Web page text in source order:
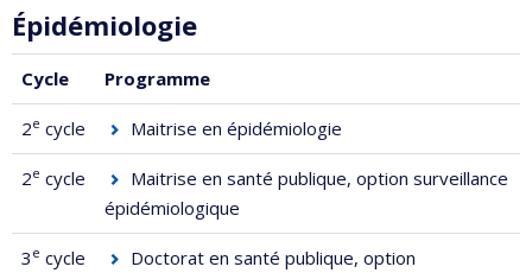
Épidémiologie
Cycle Programme
2e cycle Maitrise en épidémiologie
2e cycle Maitrise en santé publique, option surveillance
épidémiologique
3 e cycle Doctorat en santé publique, option